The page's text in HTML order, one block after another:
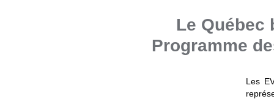
Le Québec
Programme
Les